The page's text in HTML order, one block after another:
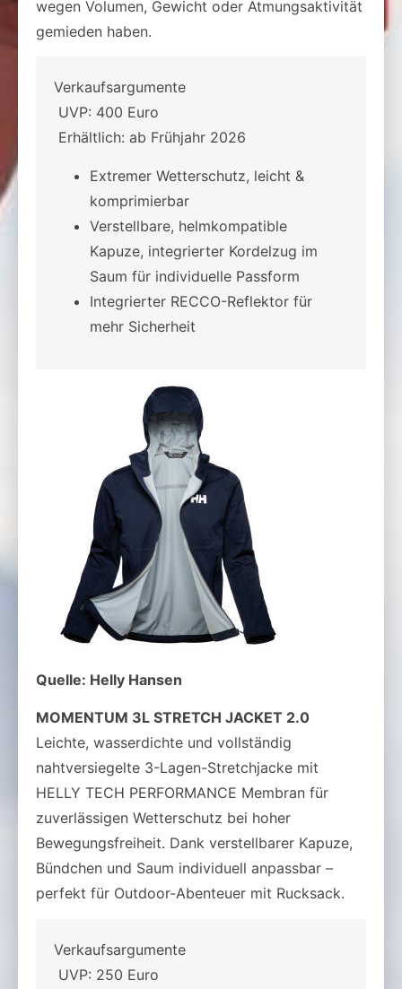
wegen Volumen, Gewicht oder Atmungsaktivität
gemieden haben.
Verkaufsargumente
UVP: 400 Euro
Erhältlich: ab Frühjahr 2026
Extremer Wetterschutz, leicht &
komprimierbar
Verstellbare, helmkompatible
Kapuze, integrierter Kordelzug im
Saum für individuelle Passform
Integrierter RECCO-Reflektor für
mehr Sicherheit
Quelle: Helly Hansen
MOMENTUM 3L STRETCH JACKET 2.0
Leichte, wasserdichte und vollständig
nahtversiegelte 3-Lagen-Stretchjacke mit
HELLY TECH PERFORMANCE Membran für
zuverlässigen Wetterschutz bei hoher
Bewegungsfreiheit. Dank verstellbarer Kapuze,
Bündchen und Saum individuell anpassbar –
perfekt für Outdoor-Abenteuer mit Rucksack.
Verkaufsargumente
UVP: 250 Euro